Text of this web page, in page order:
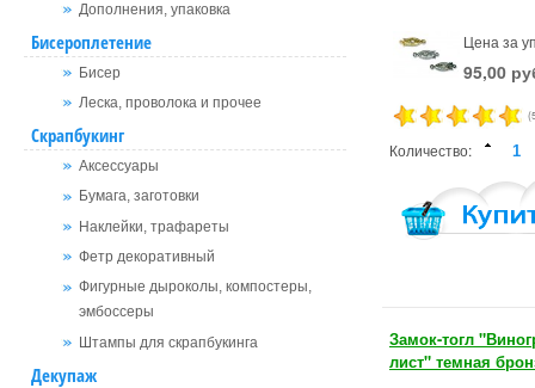
Дополнения, упаковка
Бисероплетение
Бисер
Леска, проволока и прочее
Скрапбукинг
Аксессуары
Бумага, заготовки
Наклейки, трафареты
Фетр декоративный
Фигурные дыроколы, компостеры,
эмбоссеры
Штампы для скрапбукинга
Декупаж
Цена за
95,00
Количество:
Замок-тогл
лист" темная